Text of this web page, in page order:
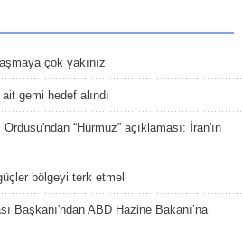
çok yakınız
gemi hedef alındı
Ordusu'ndan “Hürmüz” açıklaması: İran'ın
bölgeyi terk etmeli
Başkanı'ndan ABD Hazine Bakanı’na